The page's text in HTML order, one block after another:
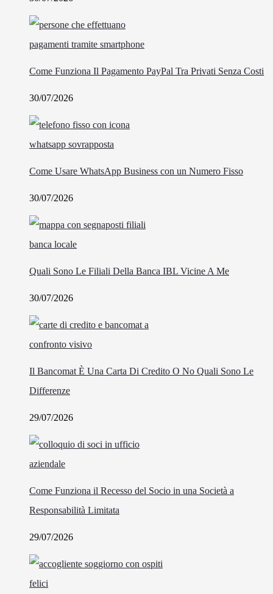
Come Funziona Il Pagamento PayPal Tra Privati Senza Costi
30/07/2026
Come Usare WhatsApp Business con un Numero Fisso
30/07/2026
Quali Sono Le Filiali Della Banca IBL Vicine A Me
30/07/2026
Il Bancomat È Una Carta Di Credito O No Quali Sono Le
Differenze
29/07/2026
Come Funziona il Recesso del Socio in una Società a
Responsabilità Limitata
29/07/2026